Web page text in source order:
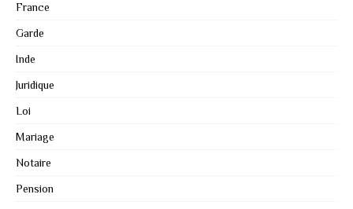
France
Garde
Inde
Juridique
Loi
Mariage
Notaire
Pension